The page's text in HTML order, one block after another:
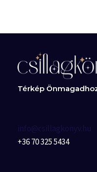
Térkép
info@csillagkonyv.hu
+36 70 325 5434